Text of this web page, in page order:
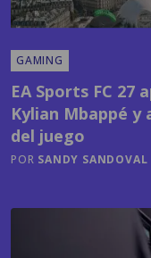
GAMING
EA Sports FC 27
Kylian Mbappé y
del juego
POR SANDY SANDOVAL